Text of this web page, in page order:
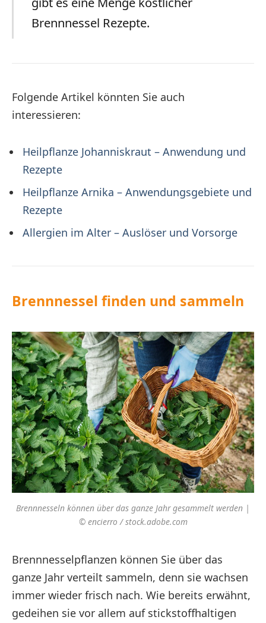
Brennnessel Rezepte.
Folgende Artikel könnten Sie auch
interessieren:
Heilpflanze Johanniskraut – Anwendung und
Rezepte
Heilpflanze Arnika – Anwendungsgebiete und
Rezepte
Allergien im Alter – Auslöser und Vorsorge
Brennnessel finden und sammeln
Brennnesseln können über das ganze Jahr gesammelt werden |
© encierro / stock.adobe.com
Brennnesselpflanzen können Sie über das
ganze Jahr verteilt sammeln, denn sie wachsen
immer wieder frisch nach. Wie bereits erwähnt,
gedeihen sie vor allem auf stickstoffhaltigen